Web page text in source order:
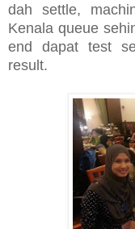
dah settle,
Kenala queue
end dapat test
result.